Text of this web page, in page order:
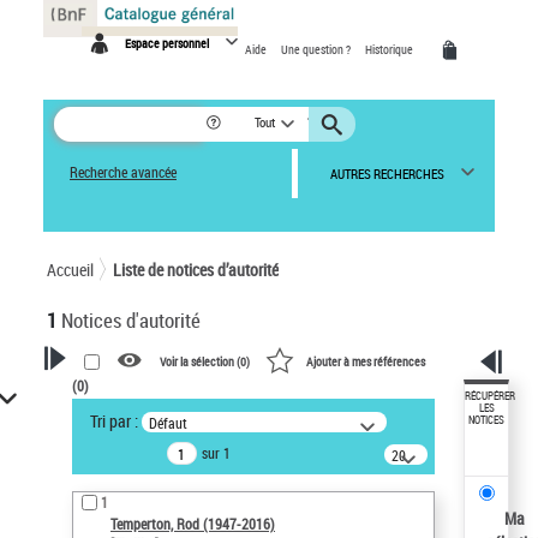
Espace personnel Aide Une question ? Historique
Tout
Recherche avancée AUTRES RECHERCHES
Accueil Liste de notices d’autorité
1 Notices d'autorité
VOTRE RECHERCHE
Recherche avancée dans les
notices d’autorité
Œuvres liées à l'auteur :
Temperton, Rod (1947-2016)
Voir la sélection (0) Ajouter à mes références
(0)
Tri par : Défaut
sur 1
20
résultats/page
1
Temperton, Rod (1947-2016)
RÉCUPÉRER
LES
NOTICES
Ma
Panneau de gestion des cookies